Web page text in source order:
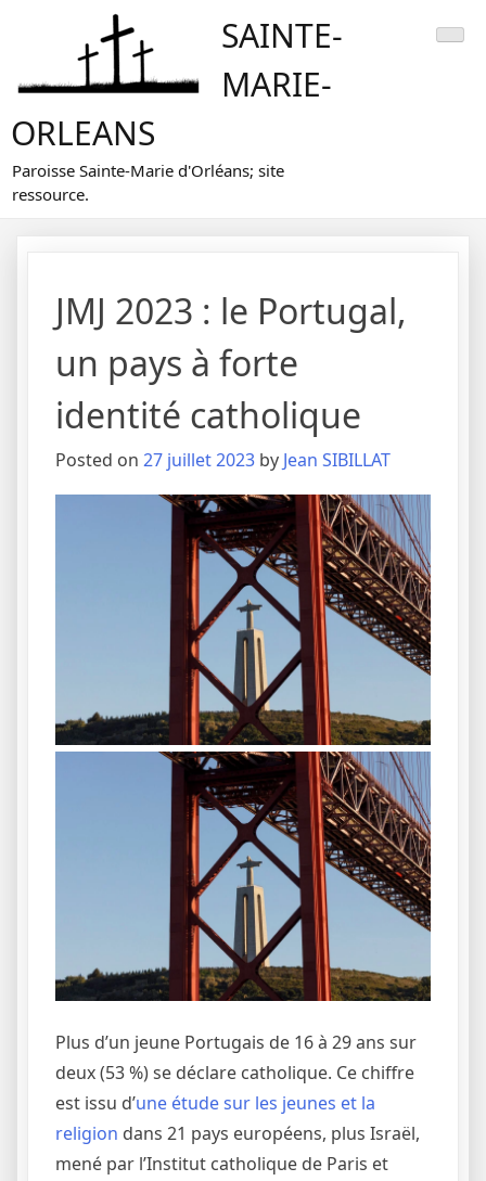
SAINTE-
MARIE-
ORLEANS
Paroisse Sainte-Marie d'Orléans; site
ressource.
JMJ 2023 : le Portugal,
un pays à forte
identité catholique
Posted on 27 juillet 2023 by Jean SIBILLAT
Plus d’un jeune Portugais de 16 à 29 ans sur
deux (53 %) se déclare catholique. Ce chiffre
est issu d’une étude sur les jeunes et la
religion dans 21 pays européens, plus Israël,
mené par l’Institut catholique de Paris et